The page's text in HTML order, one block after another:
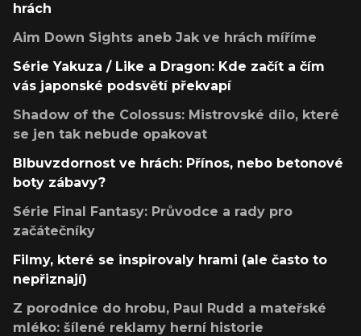
hrách
Aim Down Sights aneb Jak ve hrách míříme
Série Yakuza / Like a Dragon: Kde začít a čím
vás japonské podsvětí překvapí
Shadow of the Colossus: Mistrovské dílo, které
se jen tak nebude opakovat
Blbuvzdornost ve hrách: Přínos, nebo betonové
boty zábavy?
Série Final Fantasy: Průvodce a rady pro
začátečníky
Filmy, které se inspirovaly hrami (ale často to
nepřiznají)
Z porodnice do hrobu, Paul Rudd a mateřské
mléko: šílené reklamy herní historie